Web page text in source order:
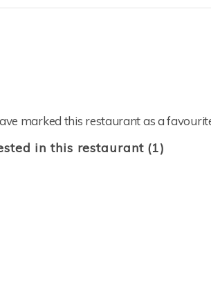
marked this restaurant as a
in this restaurant (1)